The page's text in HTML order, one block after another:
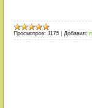
Просмотров: 1175 Добавил: